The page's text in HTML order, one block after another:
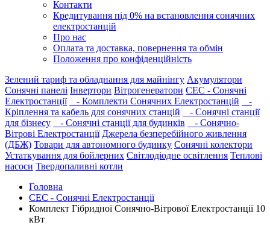
Контакти
Кредитування під 0% на встановлення сонячних
електростанцій
Про нас
Оплата та доставка, повернення та обмін
Положення про конфіденційність
Зелений тариф та обладнання для майнінгу Акумулятори
Сонячні панелі Інвертори Вітрогенератори СЕС - Сонячні
Електростанції
- Комплекти Сонячних Електростанцій
-
Кріплення та кабель для сонячних станцій
- Сонячні станції
для бізнесу
- Сонячні станції для будинків
- Сонячно-
Вітрові Електростанції Джерела безперебійного живлення
(ДБЖ) Товари для автономного будинку Сонячні колектори
Устаткування для бойлерних Світлодіодне освітлення Теплові
насоси Твердопаливні котли
Головна
СЕС - Сонячні Електростанції
Комплект Гібридної Сонячно-Вітрової Електростанції 10
кВт